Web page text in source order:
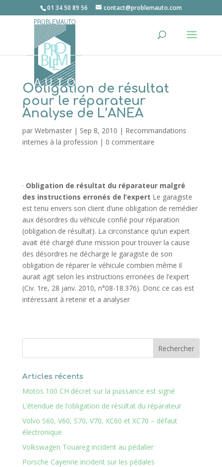
01 34 50 89 56 contact@problemauto.com
Obligation de résultat
pour le réparateur
Analyse de L’ANEA
par Webmaster| Sep 8, 2010 | Recommandations
internes à la profession | 0 commentaire
· Obligation de résultat du réparateur malgré
des instructions erronés de l’expert Le garagiste
est tenu envers son client d’une obligation de remédier
aux désordres du véhicule confié pour réparation
(obligation de résultat). La circonstance qu’un expert
avait été chargé d’une mission pour trouver la cause
des désordres ne décharge le garagiste de son
obligation de réparer le véhicule combien même il
aurait agit selon les instructions erronées de l’expert
(Civ. 1re, 28 janv. 2010, n°08-18.376). Donc ce cas est
intéressant à retenir et a analyser
Articles récents
Motos 100 CH décret sur la puissance est signé
L’étendue de l’obligation de résultat du réparateur
Volvo S60, V60, S70, V70, XC60 et XC70 – défaut
électronique
Volkswagen Touareg incident au pédalier
Porsche Cayenne incident sur les pédales